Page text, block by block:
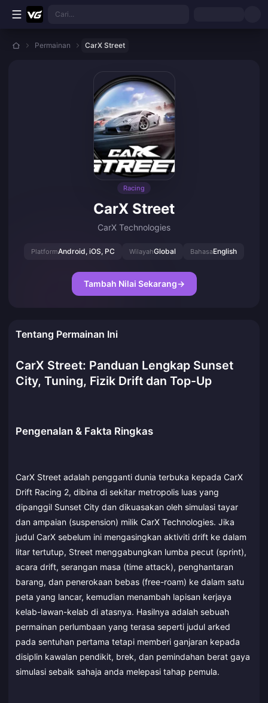
Langkau ke kandungan utama
Cari...
Permainan CarX Street
Racing
CarX Street
CarX Technologies
PlatformAndroid, iOS, PC WilayahGlobal BahasaEnglish
Tambah Nilai Sekarang→
Tentang Permainan Ini
CarX Street: Panduan Lengkap Sunset
City, Tuning, Fizik Drift dan Top-Up
Pengenalan & Fakta Ringkas
CarX Street adalah pengganti dunia terbuka kepada CarX
Drift Racing 2, dibina di sekitar metropolis luas yang
dipanggil Sunset City dan dikuasakan oleh simulasi tayar
dan ampaian (suspension) milik CarX Technologies. Jika
judul CarX sebelum ini mengasingkan aktiviti drift ke dalam
litar tertutup, Street menggabungkan lumba pecut (sprint),
acara drift, serangan masa (time attack), penghantaran
barang, dan penerokaan bebas (free-roam) ke dalam satu
peta yang lancar, kemudian menambah lapisan kerjaya
kelab-lawan-kelab di atasnya. Hasilnya adalah sebuah
permainan perlumbaan yang terasa seperti judul arked
pada sentuhan pertama tetapi memberi ganjaran kepada
disiplin kawalan pendikit, brek, dan pemindahan berat gaya
simulasi sebaik sahaja anda melepasi tahap pemula.